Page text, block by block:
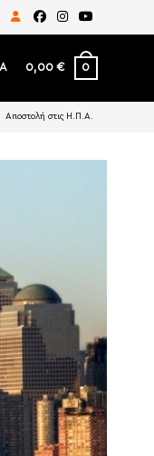
0,00€ 0
Αποστολή στις Η.Π.Α.